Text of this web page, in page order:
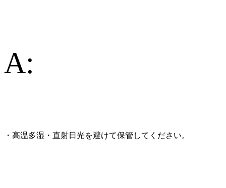
A:
・高温多湿・直射日光を避けて保管してください。